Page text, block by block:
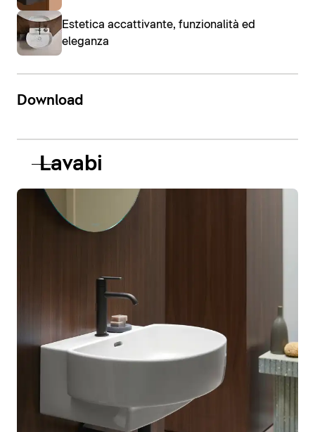
Estetica accattivante, funzionalità ed
eleganza
Download
Lavabi